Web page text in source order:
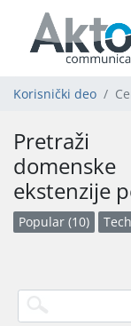
Korisnički deo
Pretraži
domenske
ekstenzije
Popular (10)